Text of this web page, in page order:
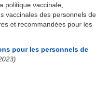
politique vaccinale,
vaccinales des personnels de
et recommandées pour les
pour les personnels de